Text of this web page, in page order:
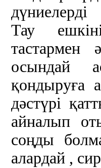
дүниелерді
Тау
тастармен
осындай
қондыруға
дәстүрі
айналып
соңды
алардай ,